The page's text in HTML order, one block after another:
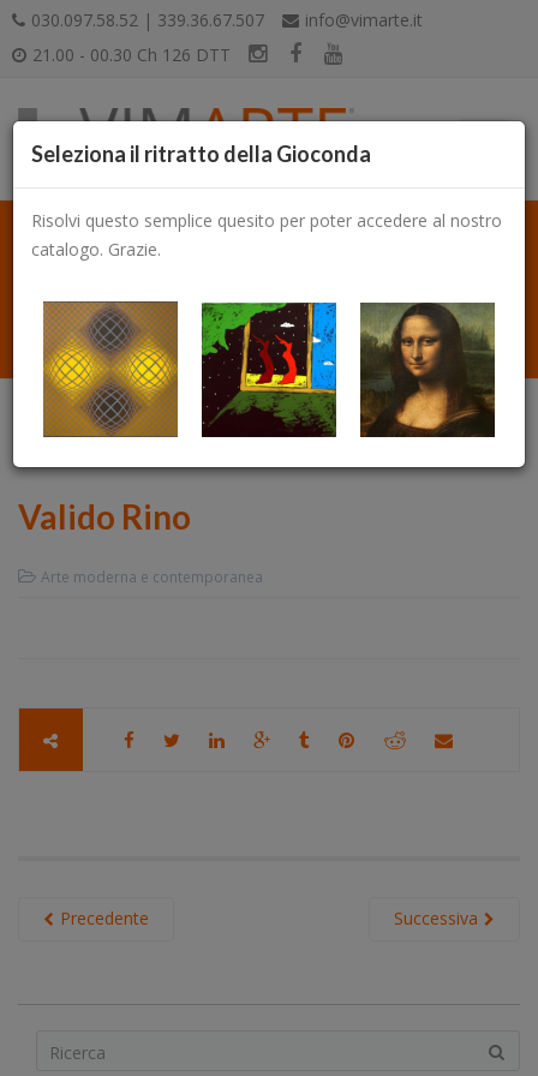
030.097.58.52 | 339.36.67.507
info@vimarte.it
21.00 - 00.30 Ch 126 DTT
Valido Rino
Arte moderna e contemporanea
Successiva
Precedente
Seleziona il ritratto della Gioconda
Risolvi questo semplice quesito per poter accedere al nostro
catalogo. Grazie.